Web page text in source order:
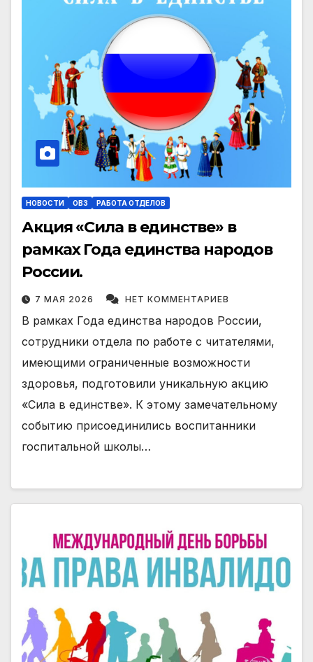
НОВОСТИ ОВЗ РАБОТА ОТДЕЛОВ
Акция «Сила в единстве» в
рамках Года единства народов
России.
7 МАЯ 2026 НЕТ КОММЕНТАРИЕВ
В рамках Года единства народов России,
сотрудники отдела по работе с читателями,
имеющими ограниченные возможности
здоровья, подготовили уникальную акцию
«Сила в единстве». К этому замечательному
событию присоединились воспитанники
госпитальной школы…